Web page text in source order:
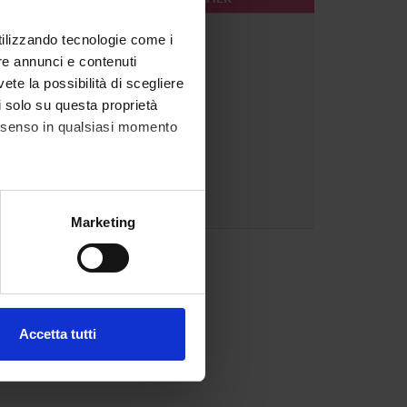
tecnologie come i
annunci e contenuti
la possibilità di scegliere
su questa proprietà
in qualsiasi momento
metro,
che hai fornito loro o
Marketing
Accetta tutti
1
1